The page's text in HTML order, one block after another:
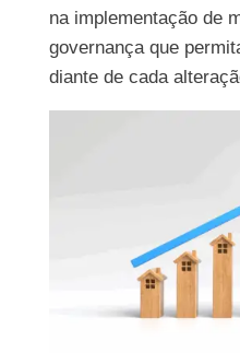
na implementação de
governança que
diante de cada